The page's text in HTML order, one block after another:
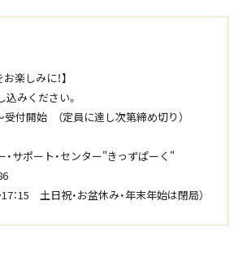
楽しみに！】
みください。
受付開始 （定員に達し次第締め切り）
サポート・センター"きっずぱーく"
：15 土日祝・お盆休み・年末年始は閉局）